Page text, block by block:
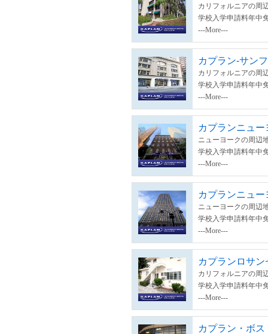
カリフォルニアの周
学校入学申請料年中
---More---
カプラン-サン
カリフォルニアの周
学校入学申請料年中
---More---
カプランニュ
ニューヨークの周辺
学校入学申請料年中
---More---
カプランニュ
ニューヨークの周辺
学校入学申請料年中
---More---
カプランロサ
カリフォルニアの周
学校入学申請料年中
---More---
カプラン・ボ